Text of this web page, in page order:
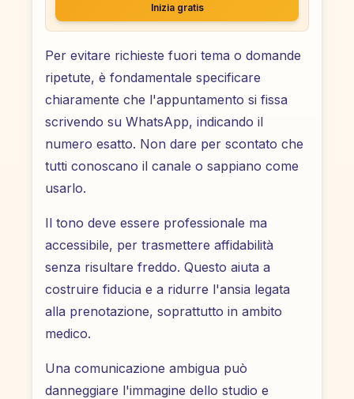
Inizia gratis
Per evitare richieste fuori tema o domande
ripetute, è fondamentale specificare
chiaramente che l'appuntamento si fissa
scrivendo su WhatsApp, indicando il
numero esatto. Non dare per scontato che
tutti conoscano il canale o sappiano come
usarlo.
Il tono deve essere professionale ma
accessibile, per trasmettere affidabilità
senza risultare freddo. Questo aiuta a
costruire fiducia e a ridurre l'ansia legata
alla prenotazione, soprattutto in ambito
medico.
Una comunicazione ambigua può
danneggiare l'immagine dello studio e